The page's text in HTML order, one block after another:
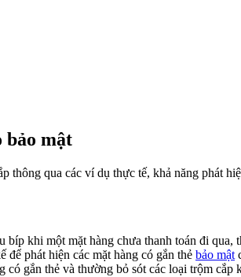
bảo mật
qua các ví dụ thực tế, khả năng phát
khi một mặt hàng chưa thanh toán đi
để phát hiện các mặt hàng có gắn thẻ bảo mật
gắn thẻ và thường bỏ sót các loại trộm cắp